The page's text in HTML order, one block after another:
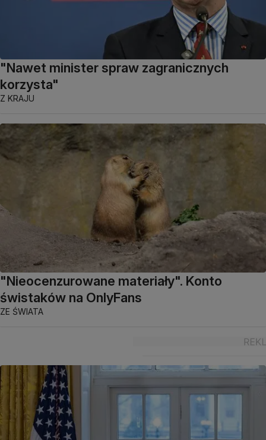
"Nawet minister spraw zagranicznych
korzysta"
Z KRAJU
"Nieocenzurowane materiały". Konto
świstaków na OnlyFans
ZE ŚWIATA